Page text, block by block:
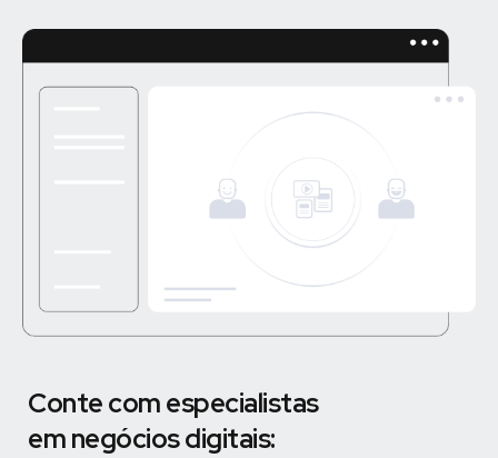
Conte com especialistas
em negócios digitais: